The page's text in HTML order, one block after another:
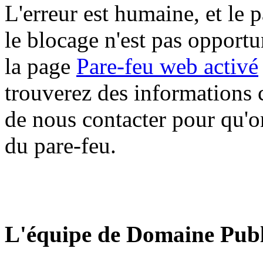
L'erreur est humaine, et le
le blocage n'est pas
la page Pare-feu web activé
trouverez des informations
de nous contacter pour
du pare-feu.
L'équipe de Domaine